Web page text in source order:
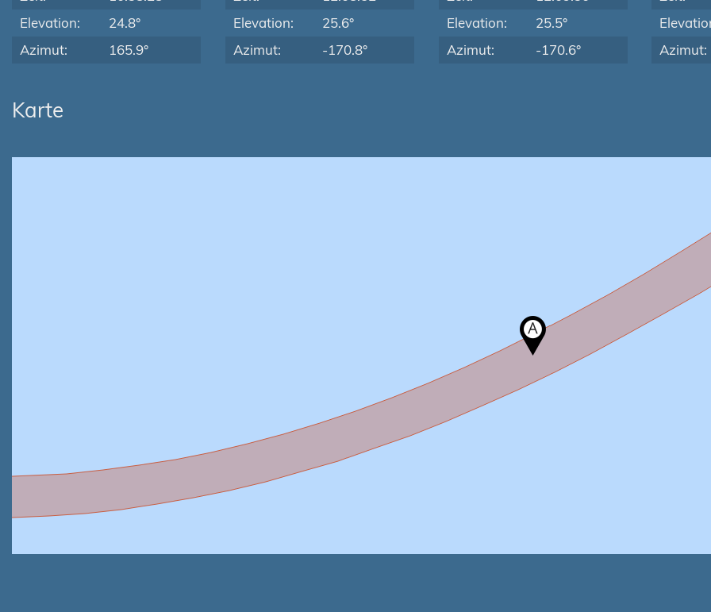
Elevation:
24.8°
Azimut:
165.9°
Elevation:
25.6°
Azimut:
-170.8°
Elevation:
25.5°
Azimut:
-170.6°
Azimut:
Karte